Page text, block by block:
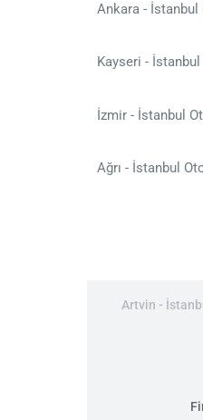
Ankara -
Kayseri -
İzmir - İstanbul
Ağrı - İstanbul
Artvin -